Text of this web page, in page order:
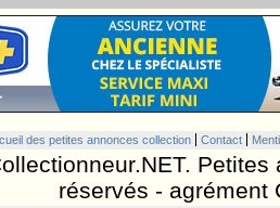
des petites annonces collection Contact
réservés - agrément